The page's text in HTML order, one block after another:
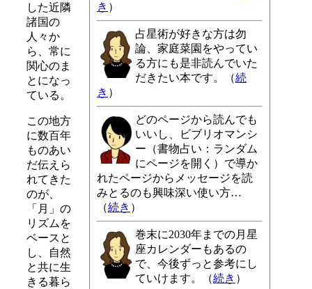
き ）
占星術が好きな方は勿
論、家庭菜園をやってい
る方にも是非読んでいた
だきたい本です。（続
き ）
どのページから読んでも
いいし、ビブリオマンシ
ー（書物占い：ランダム
にページを開く）で導か
れたページからメッセージを読
みとるのも興味深い使い方…
（続き ）
巻末に2030年までの月星
座カレンダーもあるの
で、今後ずっと参考にし
ていけます。（続き ）
した近隣
諸国の
人々か
ら、常に
関心のま
とになっ
ている。
この地方
に数百年
ものあい
だ伝えら
れてきた
のが、
「月」の
リズムを
ベースと
し、自然
と共に生
きる暮ら